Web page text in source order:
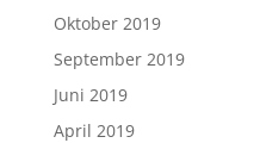
Oktober 2019
September 2019
Juni 2019
April 2019